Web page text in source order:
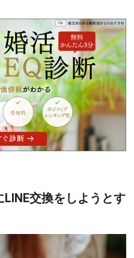
LINE交換をしようとす